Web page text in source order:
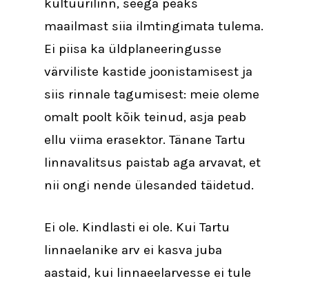
kultuurilinn, seega peaks
maailmast siia ilmtingimata tulema.
Ei piisa ka üldplaneeringusse
värviliste kastide joonistamisest ja
siis rinnale tagumisest: meie oleme
omalt poolt kõik teinud, asja peab
ellu viima erasektor. Tänane Tartu
linnavalitsus paistab aga arvavat, et
nii ongi nende ülesanded täidetud.
Ei ole. Kindlasti ei ole. Kui Tartu
linnaelanike arv ei kasva juba
aastaid, kui linnaeelarvesse ei tule